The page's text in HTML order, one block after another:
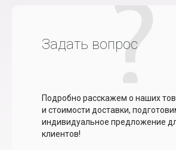
Задать вопрос
Подробно расскажем о наших
и стоимости доставки,
индивидуальное предложение
клиентов!